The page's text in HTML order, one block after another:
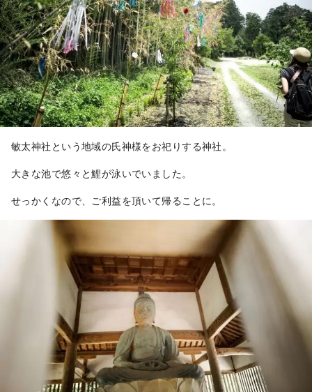
敏太神社という地域の氏神様をお祀りする神社。
大きな池で悠々と鯉が泳いでいました。
せっかくなので、ご利益を頂いて帰ることに。